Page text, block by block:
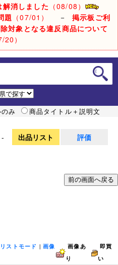
解消しました （08/08）
題 （07/01） －掲示板ご利
対象となる違反商品について
20）
み 商品タイトル＋説明文
- 出品リスト
評価
リストモード |画像 画像あ
り
即買
い